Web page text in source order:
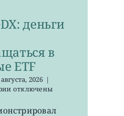
деньги
в
ETF
2026 |
к
GLD,
отключены